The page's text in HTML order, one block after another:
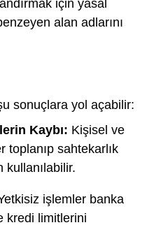
için yasal
alan adlarını
sonuçlara yol açabilir:
Kaybı: Kişisel ve
toplanıp sahtekarlık
kullanılabilir.
işlemler banka
kredi limitlerini